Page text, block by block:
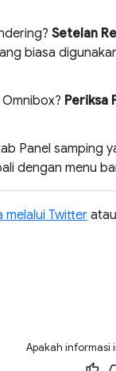
Setelan
biasa
Periksa
Panel samping
dengan menu
Twitter
Apakah informasi